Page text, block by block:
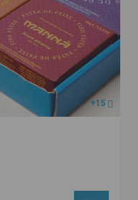
+15